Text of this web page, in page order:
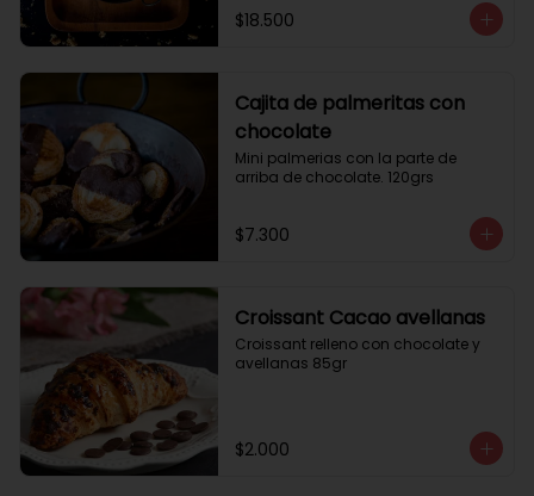
$18.500
Cajita de palmeritas con
chocolate
Mini palmerias con la parte de
arriba de chocolate. 120grs
$7.300
Croissant Cacao avellanas
Croissant relleno con chocolate y
avellanas 85gr
$2.000